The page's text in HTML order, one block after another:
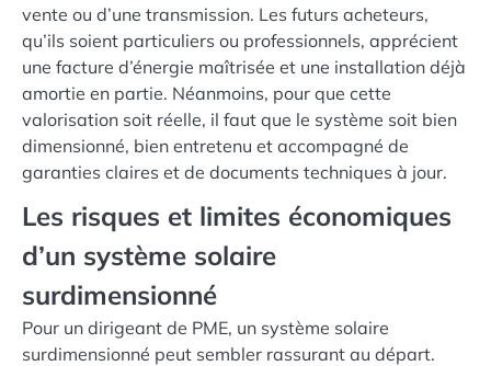
vente ou d’une transmission. Les futurs acheteurs,
qu’ils soient particuliers ou professionnels, apprécient
une facture d’énergie maîtrisée et une installation déjà
amortie en partie. Néanmoins, pour que cette
valorisation soit réelle, il faut que le système soit bien
dimensionné, bien entretenu et accompagné de
garanties claires et de documents techniques à jour.
Les risques et limites économiques
d’un système solaire
surdimensionné
Pour un dirigeant de PME, un système solaire
surdimensionné peut sembler rassurant au départ.